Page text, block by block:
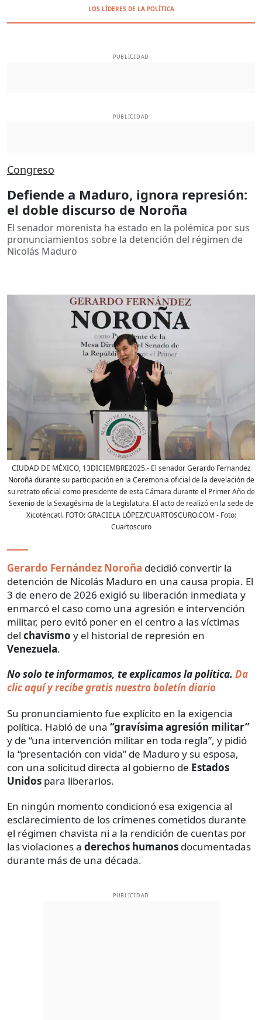
LOS LÍDERES DE LA POLÍTICA
PUBLICIDAD
PUBLICIDAD
Congreso
Defiende a Maduro, ignora represión:
el doble discurso de Noroña
El senador morenista ha estado en la polémica por sus
pronunciamientos sobre la detención del régimen de
Nicolás Maduro
CIUDAD DE MÉXICO, 13DICIEMBRE2025.- El senador Gerardo Fernandez
Noroña durante su participación en la Ceremonia oficial de la develación de
su retrato oficial como presidente de esta Cámara durante el Primer Año de
Sexenio de la Sexagésima de la Legislatura. El acto de realizó en la sede de
Xicoténcatl. FOTO: GRACIELA LÓPEZ/CUARTOSCURO.COM - Foto:
Cuartoscuro
Gerardo Fernández Noroña decidió convertir la
detención de Nicolás Maduro en una causa propia. El
3 de enero de 2026 exigió su liberación inmediata y
enmarcó el caso como una agresión e intervención
militar, pero evitó poner en el centro a las víctimas
del chavismo y el historial de represión en
Venezuela.
No solo te informamos, te explicamos la política. Da
clic aquí y recibe gratis nuestro boletín diario
Su pronunciamiento fue explícito en la exigencia
política. Habló de una “gravísima agresión militar”
y de “una intervención militar en toda regla”, y pidió
la “presentación con vida” de Maduro y su esposa,
con una solicitud directa al gobierno de Estados
Unidos para liberarlos.
En ningún momento condicionó esa exigencia al
esclarecimiento de los crímenes cometidos durante
el régimen chavista ni a la rendición de cuentas por
las violaciones a derechos humanos documentadas
durante más de una década.
PUBLICIDAD